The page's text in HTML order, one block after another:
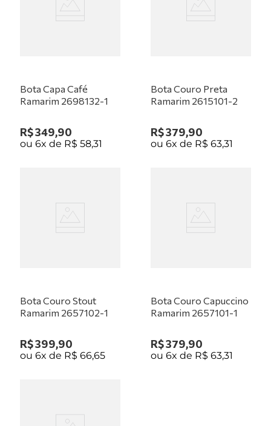
Bota Capa Café
Ramarim 2698132-1
R$349,90
ou6x de R$ 58,31
Bota Couro Preta
Ramarim 2615101-2
R$379,90
ou6x de R$ 63,31
Bota Couro Stout
Ramarim 2657102-1
R$399,90
ou6x de R$ 66,65
Bota Couro Capuccino
Ramarim 2657101-1
R$379,90
ou6x de R$ 63,31